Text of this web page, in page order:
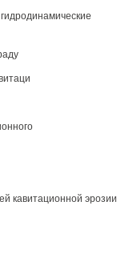
кавитационной эрозии